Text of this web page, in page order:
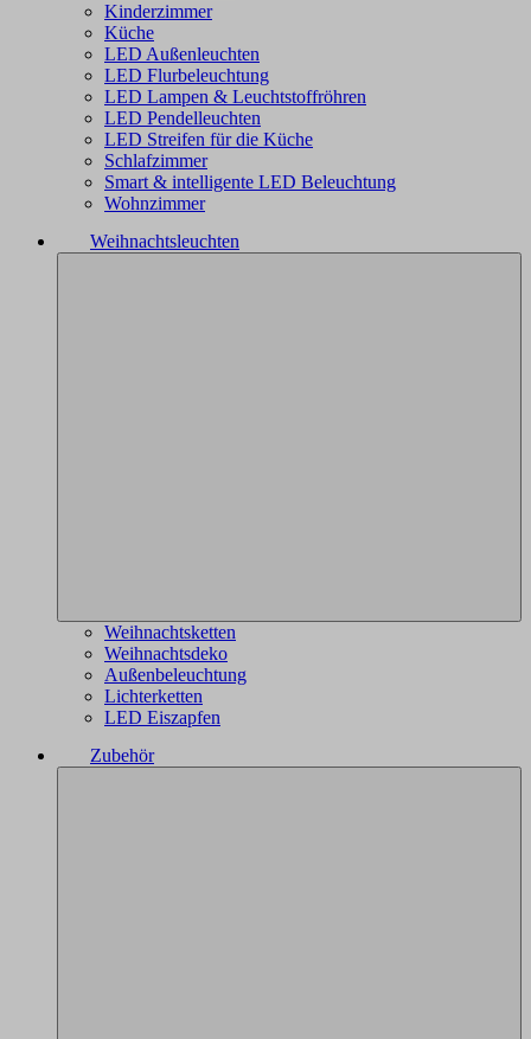
Kinderzimmer
Küche
LED Außenleuchten
LED Flurbeleuchtung
LED Lampen & Leuchtstoffröhren
LED Pendelleuchten
LED Streifen für die Küche
Schlafzimmer
Smart & intelligente LED Beleuchtung
Wohnzimmer
Weihnachtsleuchten
Weihnachtsketten
Weihnachtsdeko
Außenbeleuchtung
Lichterketten
LED Eiszapfen
Zubehör